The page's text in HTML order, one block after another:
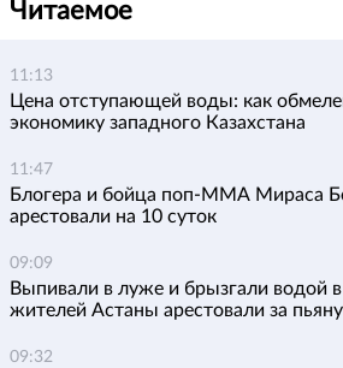
Читаемое
11:13
Цена отступающей воды: как
экономику западного Казахстана
11:47
Блогера и бойца поп-ММА Мираса
арестовали на 10 суток
09:09
Выпивали в луже и брызгали водой
жителей Астаны арестовали за
09:32